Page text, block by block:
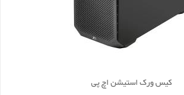
کیس ورک استیشن اچ پی